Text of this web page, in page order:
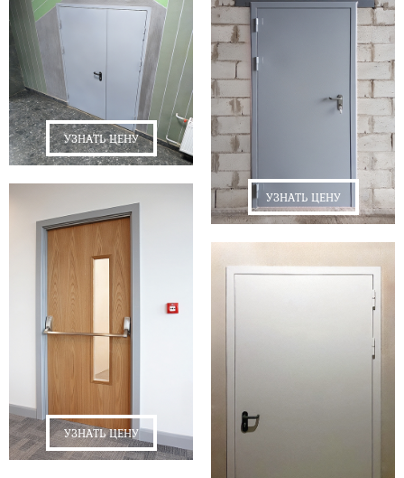
УЗНАТЬ ЦЕНУ
УЗНАТЬ ЦЕНУ
УЗНАТЬ ЦЕНУ